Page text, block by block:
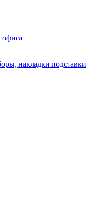
офиса
накладки подставки